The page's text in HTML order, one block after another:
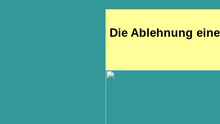
Die Ablehnung